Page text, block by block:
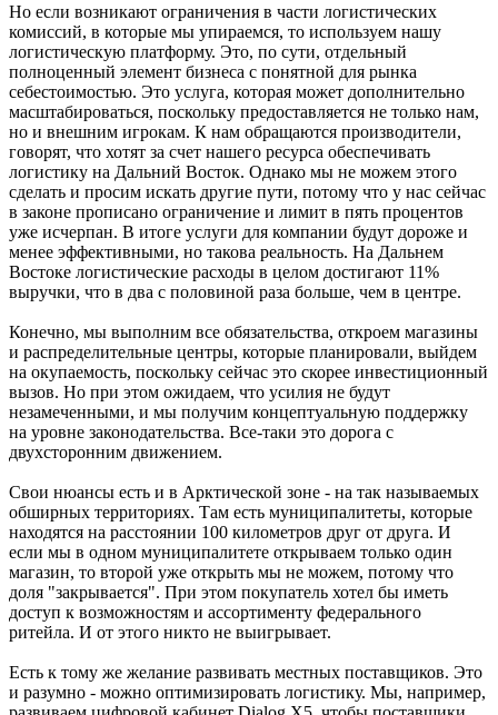
Но если возникают ограничения в части логистических
комиссий, в которые мы упираемся, то используем нашу
логистическую платформу. Это, по сути, отдельный
полноценный элемент бизнеса с понятной для рынка
себестоимостью. Это услуга, которая может дополнительно
масштабироваться, поскольку предоставляется не только нам,
но и внешним игрокам. К нам обращаются производители,
говорят, что хотят за счет нашего ресурса обеспечивать
логистику на Дальний Восток. Однако мы не можем этого
сделать и просим искать другие пути, потому что у нас сейчас
в законе прописано ограничение и лимит в пять процентов
уже исчерпан. В итоге услуги для компании будут дороже и
менее эффективными, но такова реальность. На Дальнем
Востоке логистические расходы в целом достигают 11%
выручки, что в два с половиной раза больше, чем в центре.
Конечно, мы выполним все обязательства, откроем магазины
и распределительные центры, которые планировали, выйдем
на окупаемость, поскольку сейчас это скорее инвестиционный
вызов. Но при этом ожидаем, что усилия не будут
незамеченными, и мы получим концептуальную поддержку
на уровне законодательства. Все-таки это дорога с
двухсторонним движением.
Свои нюансы есть и в Арктической зоне - на так называемых
обширных территориях. Там есть муниципалитеты, которые
находятся на расстоянии 100 километров друг от друга. И
если мы в одном муниципалитете открываем только один
магазин, то второй уже открыть мы не можем, потому что
доля "закрывается". При этом покупатель хотел бы иметь
доступ к возможностям и ассортименту федерального
ритейла. И от этого никто не выигрывает.
Есть к тому же желание развивать местных поставщиков. Это
и разумно - можно оптимизировать логистику. Мы, например,